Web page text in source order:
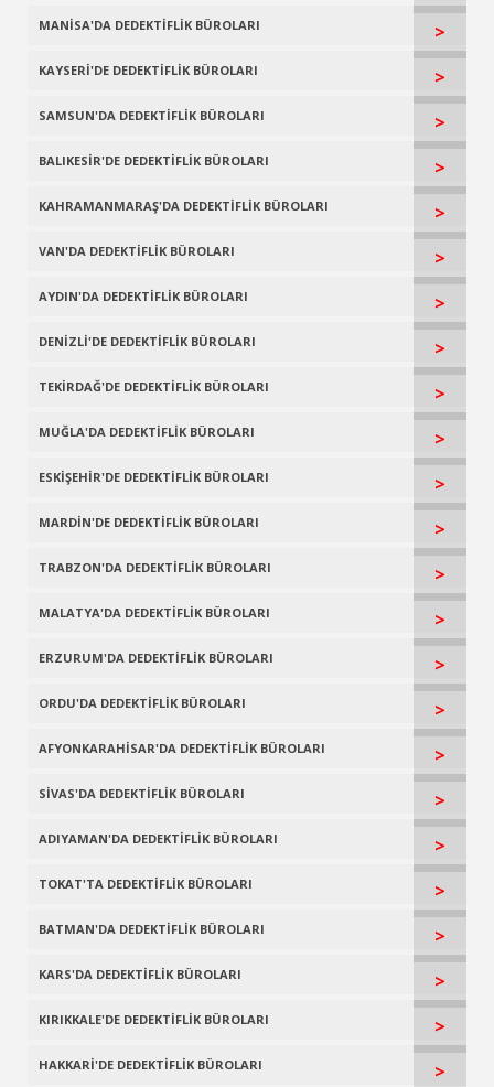
MANİSA'DA DEDEKTİFLİK BÜROLARI >
KAYSERİ'DE DEDEKTİFLİK BÜROLARI >
SAMSUN'DA DEDEKTİFLİK BÜROLARI >
BALIKESİR'DE DEDEKTİFLİK BÜROLARI >
KAHRAMANMARAŞ'DA DEDEKTİFLİK BÜROLARI >
VAN'DA DEDEKTİFLİK BÜROLARI >
AYDIN'DA DEDEKTİFLİK BÜROLARI >
DENİZLİ'DE DEDEKTİFLİK BÜROLARI >
TEKİRDAĞ'DE DEDEKTİFLİK BÜROLARI >
MUĞLA'DA DEDEKTİFLİK BÜROLARI >
ESKİŞEHİR'DE DEDEKTİFLİK BÜROLARI >
MARDİN'DE DEDEKTİFLİK BÜROLARI >
TRABZON'DA DEDEKTİFLİK BÜROLARI >
MALATYA'DA DEDEKTİFLİK BÜROLARI >
ERZURUM'DA DEDEKTİFLİK BÜROLARI >
ORDU'DA DEDEKTİFLİK BÜROLARI >
AFYONKARAHİSAR'DA DEDEKTİFLİK BÜROLARI >
SİVAS'DA DEDEKTİFLİK BÜROLARI >
ADIYAMAN'DA DEDEKTİFLİK BÜROLARI >
TOKAT'TA DEDEKTİFLİK BÜROLARI >
BATMAN'DA DEDEKTİFLİK BÜROLARI >
KARS'DA DEDEKTİFLİK BÜROLARI >
KIRIKKALE'DE DEDEKTİFLİK BÜROLARI >
HAKKARİ'DE DEDEKTİFLİK BÜROLARI >